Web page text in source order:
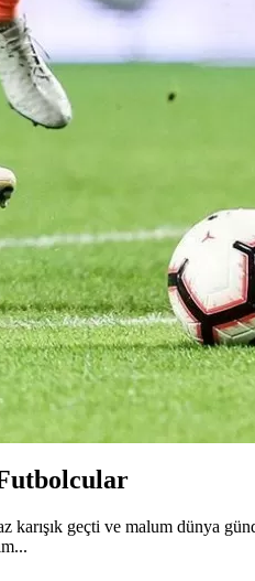
geçti ve malum dünya